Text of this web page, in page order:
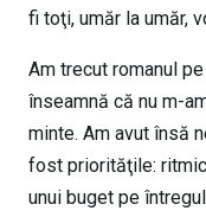
fi toţi, umăr la umăr,
Am trecut romanul
înseamnă că nu m-
minte. Am avut însă
fost priorităţile:
unui buget pe